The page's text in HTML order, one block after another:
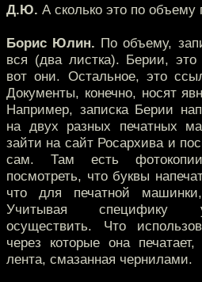
Д.Ю. А сколько это по объему
Борис Юлин. По объему,
вся (два листка). Берии, это
вот они. Остальное, это
Документы, конечно, носят
Например, записка Берии
на двух разных печатных
зайти на сайт Росархива и
сам. Там есть
посмотреть, что буквы
что для печатной
Учитывая специфику
осуществить. Что
через которые она
лента, смазанная чернилами.